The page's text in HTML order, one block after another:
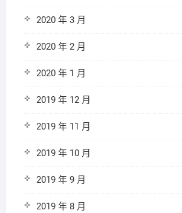
2020 年 3 月
2020 年 2 月
2020 年 1 月
2019 年 12 月
2019 年 11 月
2019 年 10 月
2019 年 9 月
2019 年 8 月